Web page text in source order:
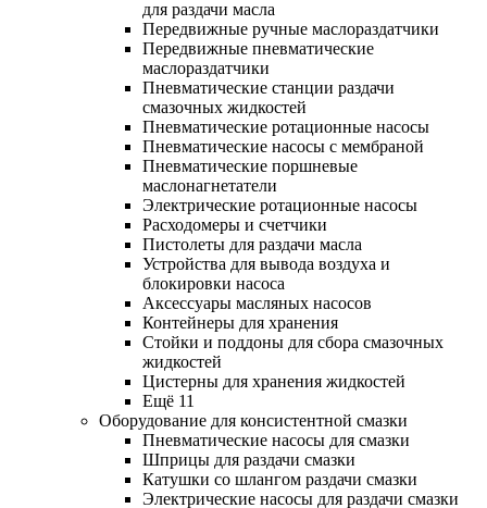
для раздачи масла
Передвижные ручные маслораздатчики
Передвижные пневматические
маслораздатчики
Пневматические станции раздачи
смазочных жидкостей
Пневматические ротационные насосы
Пневматические насосы с мембраной
Пневматические поршневые
маслонагнетатели
Электрические ротационные насосы
Расходомеры и счетчики
Пистолеты для раздачи масла
Устройства для вывода воздуха и
блокировки насоса
Аксессуары масляных насосов
Контейнеры для хранения
Стойки и поддоны для сбора смазочных
жидкостей
Цистерны для хранения жидкостей
Ещё 11
Оборудование для консистентной смазки
Пневматические насосы для смазки
Шприцы для раздачи смазки
Катушки со шлангом раздачи смазки
Электрические насосы для раздачи смазки